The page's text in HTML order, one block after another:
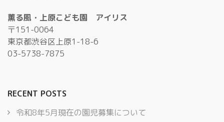
薫る風・上原こども園 アイリス
〒151-0064
東京都渋谷区上原1-18-6
03-5738-7875
RECENT POSTS
令和8年5月現在の園児募集について